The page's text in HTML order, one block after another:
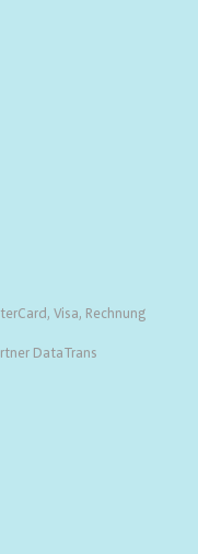
Visa, Rechnung
DataTrans